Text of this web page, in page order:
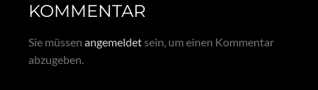
KOMMENTAR
Sie müssen angemeldetsein, um einen Kommentar
abzugeben.